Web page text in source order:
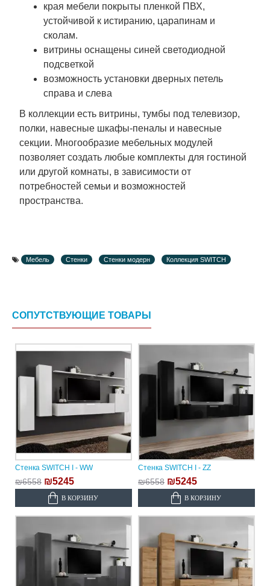
края мебели покрыты пленкой ПВХ,
устойчивой к истиранию, царапинам и
сколам.
витрины оснащены синей светодиодной
подсветкой
возможность установки дверных петель
справа и слева
В коллекции есть витрины, тумбы под телевизор,
полки, навесные шкафы-пеналы и навесные
секции. Многообразие мебельных модулей
позволяет создать любые комплекты для гостиной
или другой комнаты, в зависимости от
потребностей семьи и возможностей
пространства.
Мебель Стенки Стенки модерн Коллекция SWITCH
СОПУТСТВУЮЩИЕ ТОВАРЫ
Стенка SWITCH I - WW
₪6558 ₪5245
В КОРЗИНУ
Стенка SWITCH I - ZZ
₪6558 ₪5245
В КОРЗИНУ